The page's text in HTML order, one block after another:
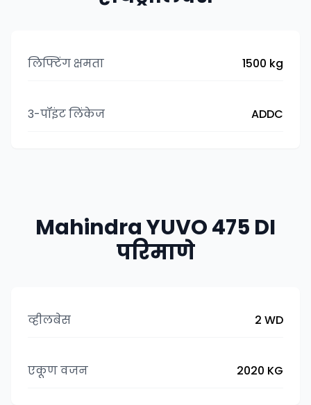
लिफ्टिंग क्षमता 1500 kg
3-पॉइंट लिंकेज ADDC
Mahindra YUVO 475 DI
परिमाणे
व्हीलबेस 2 WD
एकूण वजन 2020 KG